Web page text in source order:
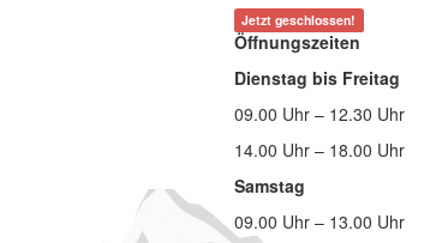
Jetzt geschlossen!
Öffnungszeiten
Dienstag bis Freitag
09.00 Uhr – 12.30 Uhr
14.00 Uhr – 18.00 Uhr
Samstag
09.00 Uhr – 13.00 Uhr